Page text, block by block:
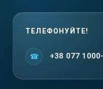
ТЕЛЕФОНУЙТЕ!
+38 077